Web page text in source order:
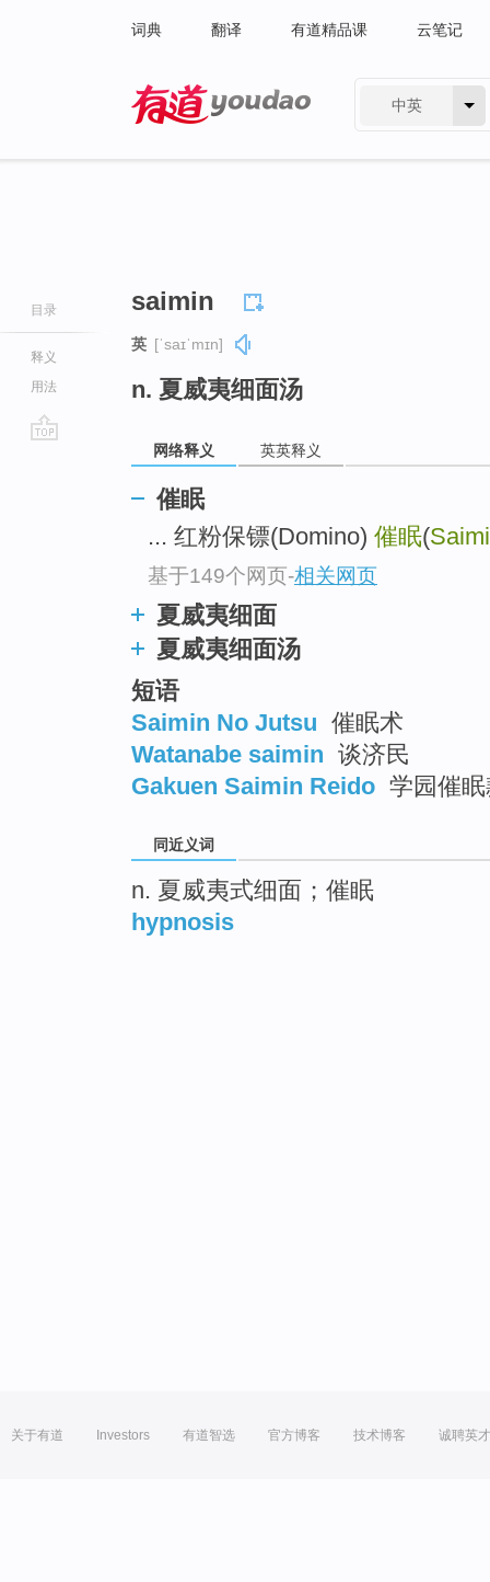
词典 翻译 有道精品课 云笔记
中英
目录
释义
用法
saimin
英 [ˈsaɪˈmɪn]
n. 夏威夷细面汤
网络释义 英英释义
催眠
... 红粉保镖(Domino) 催眠(
基于149个网页-相关网页
夏威夷细面
夏威夷细面汤
短语
Saimin No Jutsu 催眠术
Watanabe saimin 谈济民
Gakuen Saimin Reido 学园催
同近义词
n. 夏威夷式细面；催眠
hypnosis
关于有道 Investors 有道智选 官方博客 技术博客 诚聘英才